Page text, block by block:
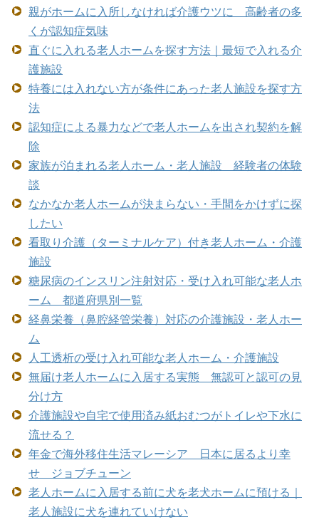
親がホームに入所しなければ介護ウツに 高齢者の多
くが認知症気味
直ぐに入れる老人ホームを探す方法｜最短で入れる介
護施設
特養には入れない方が条件にあった老人施設を探す方
法
認知症による暴力などで老人ホームを出され契約を解
除
家族が泊まれる老人ホーム・老人施設 経験者の体験
談
なかなか老人ホームが決まらない・手間をかけずに探
したい
看取り介護（ターミナルケア）付き老人ホーム・介護
施設
糖尿病のインスリン注射対応・受け入れ可能な老人ホ
ーム 都道府県別一覧
経鼻栄養（鼻腔経管栄養）対応の介護施設・老人ホー
ム
人工透析の受け入れ可能な老人ホーム・介護施設
無届け老人ホームに入居する実態 無認可と認可の見
分け方
介護施設や自宅で使用済み紙おむつがトイレや下水に
流せる？
年金で海外移住生活マレーシア 日本に居るより幸
せ ジョブチューン
老人ホームに入居する前に犬を老犬ホームに預ける｜
老人施設に犬を連れていけない